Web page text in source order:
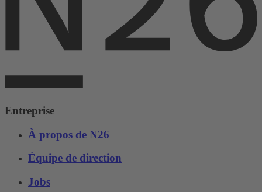
Entreprise
À propos de N26
Équipe de direction
Jobs